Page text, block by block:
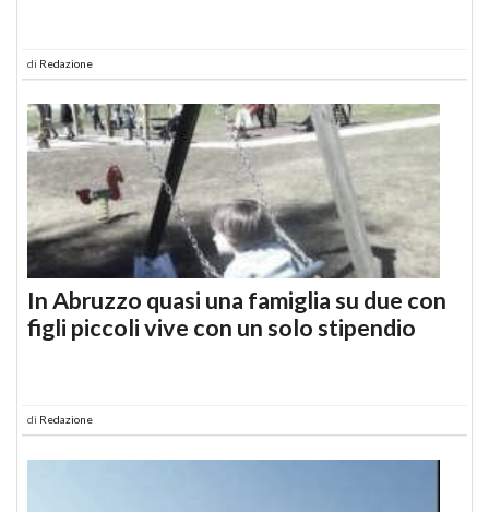
di Redazione
In Abruzzo quasi una famiglia su due con
figli piccoli vive con un solo stipendio
di Redazione